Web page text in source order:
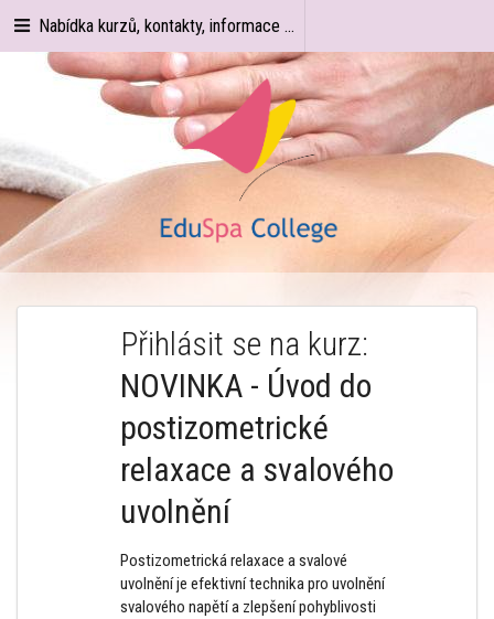
Nabídka kurzů, kontakty, informace ...
Přihlásit se na kurz:
NOVINKA - Úvod do
postizometrické
relaxace a svalového
uvolnění
Postizometrická relaxace a svalové
uvolnění je efektivní technika pro uvolnění
svalového napětí a zlepšení pohyblivosti